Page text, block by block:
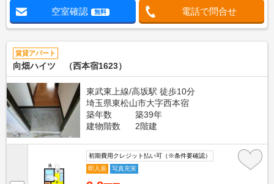
空室確認 無料 電話で問合せ
賃貸アパート
向畑ハイツ （西本宿1623）
東武東上線/高坂駅 徒歩10分
埼玉県東松山市大字西本宿
築年数
築39年
建物階数
2階建
初期費用クレジット払い可（※条件要確認）
即入居
写真充実